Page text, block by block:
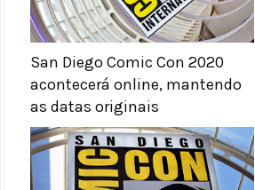
San Diego Comic Con 2020
acontecerá online, mantendo
as datas originais